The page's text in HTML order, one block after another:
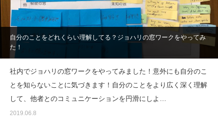
自分のことをどれくらい理解してる？ジョハリの窓ワークをやってみ
た！
社内でジョハリの窓ワークをやってみました！意外にも自分のこ
とを知らないことに気づきます！自分のことをより広く深く理解
して、他者とのコミュニケーションを円滑にしよ…
2019.06.8